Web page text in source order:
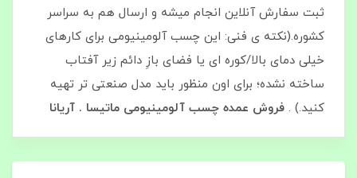
ثبت سفارش آنلاین انجام میشه و ارسال هم به سراسر
کشوره.(نکته‌ ی فنی: این چسب آلومینیومی برای کارهای
خیلی دمای بالا/کوره‌ ای یا فضای بازِ دائم زیر آفتاب
ساخته نشده؛ برای اون‌ منظور باید مدل صنعتی‌ تر تهیه
کنید.) . فروش عمده چسب آلومینیومی ماتیسا . آریانا